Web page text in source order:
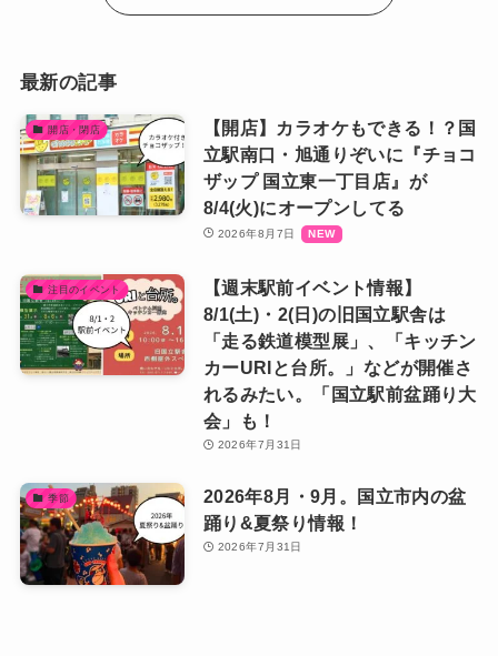
最新の記事
開店・閉店
【開店】カラオケもできる！？国
立駅南口・旭通りぞいに『チョコ
ザップ 国立東一丁目店』が
8/4(火)にオープンしてる
2026年8月7日
注目のイベント
【週末駅前イベント情報】
8/1(土)・2(日)の旧国立駅舎は
「走る鉄道模型展」、「キッチン
カーURIと台所。」などが開催さ
れるみたい。「国立駅前盆踊り大
会」も！
2026年7月31日
季節
2026年8月・9月。国立市内の盆
踊り&夏祭り情報！
2026年7月31日